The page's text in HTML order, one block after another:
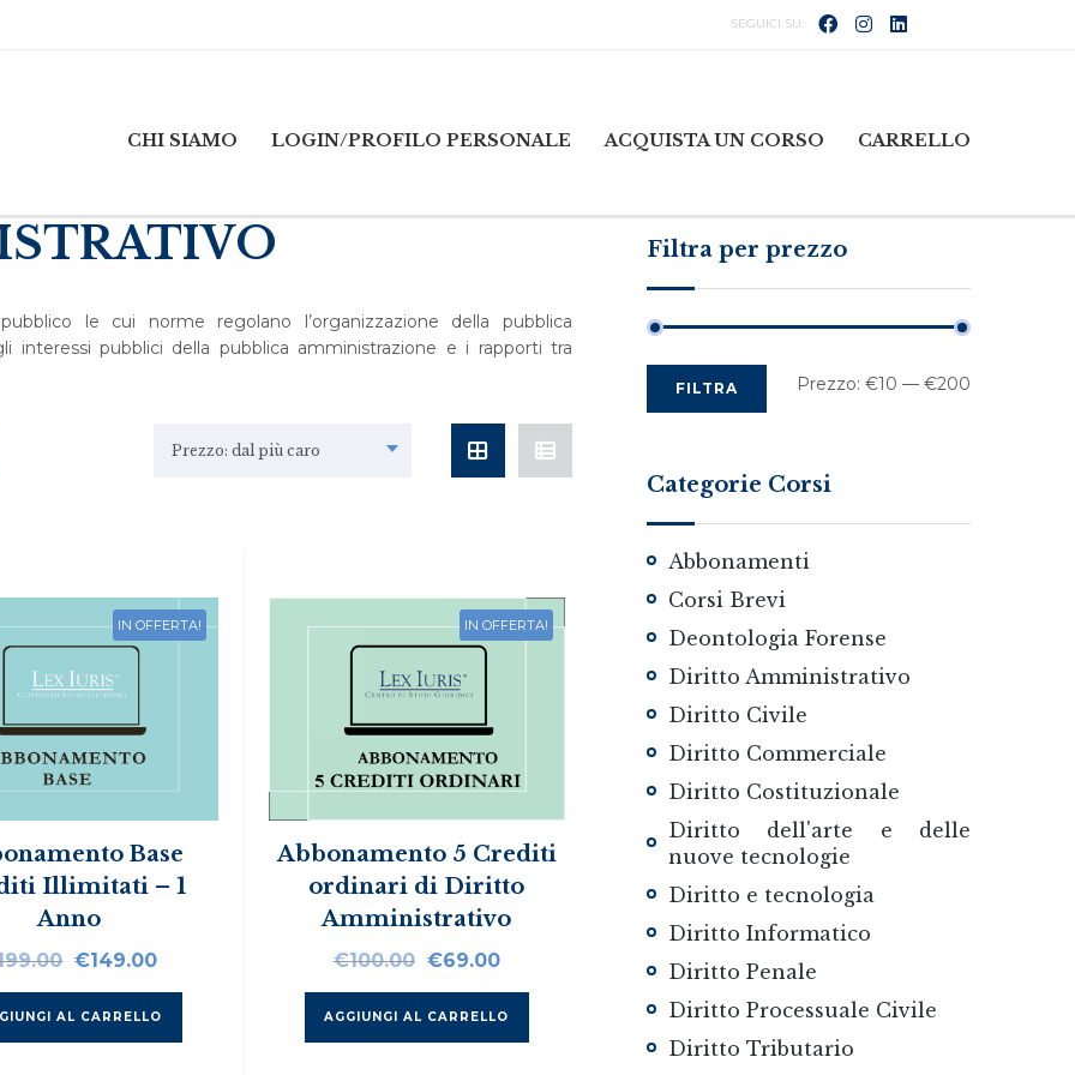
CHI SIAMO LOGIN/PROFILO PERSONALE ACQUISTA UN CORSO CARRELLO
le cui norme regolano l’organizzazione della pubblica
interessi pubblici della pubblica amministrazione e i rapporti tra
Prezzo: dal più caro
IN OFFERTA!
Base
Illimitati – 1
Anno
Il
originale
era:
€149.00Il
attuale
è:
AL CARRELLO
IN OFFERTA!
Abbonamento 5 Crediti
ordinari di Diritto
Amministrativo
€100.00 Il
originale
era:
€69.00Il
attuale
è:
AGGIUNGI AL CARRELLO
Filtra per prezzo
FILTRA Prezzo: €10 — €200
Categorie Corsi
Abbonamenti
Corsi Brevi
Deontologia Forense
Diritto Amministrativo
Diritto Civile
Diritto Commerciale
Diritto Costituzionale
Diritto dell'arte e delle
nuove tecnologie
Diritto e tecnologia
Diritto Informatico
Diritto Penale
Diritto Processuale Civile
Diritto Tributario